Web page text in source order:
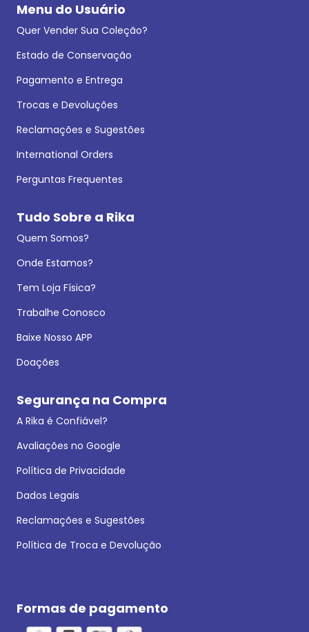
Menu do Usuário
Quer Vender Sua Coleção?
Estado de Conservação
Pagamento e Entrega
Trocas e Devoluções
Reclamações e Sugestões
International Orders
Perguntas Frequentes
Tudo Sobre a Rika
Quem Somos?
Onde Estamos?
Tem Loja Física?
Trabalhe Conosco
Baixe Nosso APP
Doações
Segurança na Compra
A Rika é Confiável?
Avaliações no Google
Política de Privacidade
Dados Legais
Reclamações e Sugestões
Política de Troca e Devolução
Formas de pagamento